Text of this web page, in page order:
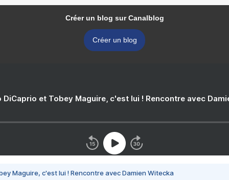
Créer un blog sur Canalblog
Créer un blog
DiCaprio et Tobey Maguire, c'est lui ! Rencontre avec
Maguire, c'est lui ! Rencontre avec Damien Witecka